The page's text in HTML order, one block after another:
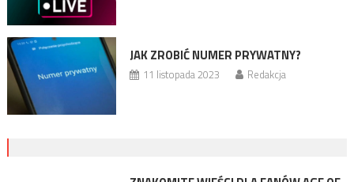
JAK ZROBIĆ NUMER PRYWATNY?
11 listopada 2023 Redakcja